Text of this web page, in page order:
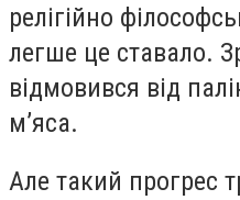
релігійно
легше це ставало.
відмовився від
м’яса.
Але такий прогрес